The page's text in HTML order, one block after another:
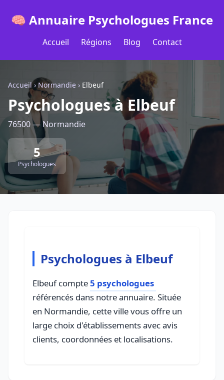
🧠 Annuaire Psychologues France
Accueil Régions Blog Contact
Accueil› Normandie › Elbeuf
Psychologues à Elbeuf
76500 — Normandie
5
Psychologues
Psychologues à Elbeuf
Elbeuf compte5 psychologues
référencés dans notre annuaire. Située
en Normandie, cette ville vous offre un
large choix d'établissements avec avis
clients, coordonnées et localisations.